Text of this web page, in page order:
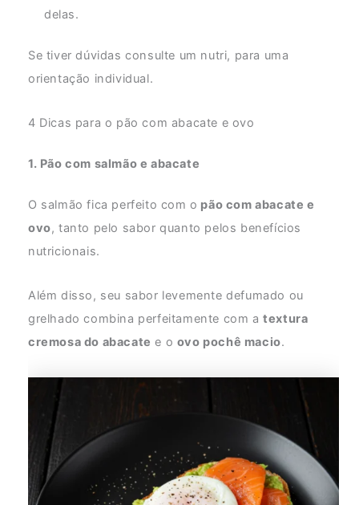
delas.
Se tiver dúvidas consulte um nutri, para uma
orientação individual.
4 Dicas para o pão com abacate e ovo
1. Pão com salmão e abacate
O salmão fica perfeito com o pão com abacate e
ovo, tanto pelo sabor quanto pelos benefícios
nutricionais.
Além disso, seu sabor levemente defumado ou
grelhado combina perfeitamente com atextura
cremosa do abacate e o ovo pochê macio.